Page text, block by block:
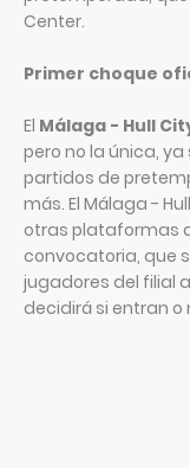
Center.
Primer choque
El Málaga - Hull
pero no la única,
partidos de
más. El Málaga -
otras plataformas
convocatoria, que
jugadores del filial
decidirá si entran